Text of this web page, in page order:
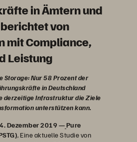
in Ämtern und
von
mit Compliance,
Leistung
Storage: Nur 58 Prozent der
in Deutschland
derzeitige Infrastruktur die Ziele
unterstützen kann.
Dezember 2019 —Pure
, Eine aktuelle Studie von